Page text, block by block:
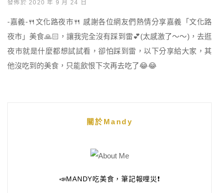
發佈於 2020 年 9 月 24 日
-嘉義-🍴文化路夜市🍴 感謝各位網友們熱情分享嘉義「文化路
夜市」美食🙏🏻，讓我完全沒有踩到雷💕(太感激了～～)，去逛
夜市就是什麼都想試試看，卻怕踩到雷，以下分享給大家，其
他沒吃到的美食，只能飲恨下次再去吃了😂😂
關於Mandy
📣MANDY吃美食，筆記報哩災❗️